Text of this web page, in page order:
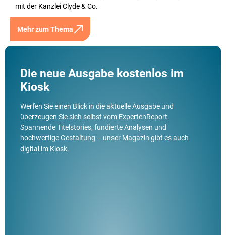
mit der Kanzlei Clyde & Co.
Mehr zum Thema
Die neue Ausgabe kostenlos im
Kiosk
Werfen Sie einen Blick in die aktuelle Ausgabe und
überzeugen Sie sich selbst vom ExpertenReport.
Spannende Titelstories, fundierte Analysen und
hochwertige Gestaltung – unser Magazin gibt es auch
digital im Kiosk.